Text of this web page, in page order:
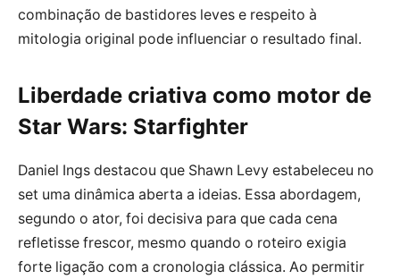
combinação de bastidores leves e respeito à
mitologia original pode influenciar o resultado final.
Liberdade criativa como motor de
Star Wars: Starfighter
Daniel Ings destacou que Shawn Levy estabeleceu no
set uma dinâmica aberta a ideias. Essa abordagem,
segundo o ator, foi decisiva para que cada cena
refletisse frescor, mesmo quando o roteiro exigia
forte ligação com a cronologia clássica. Ao permitir